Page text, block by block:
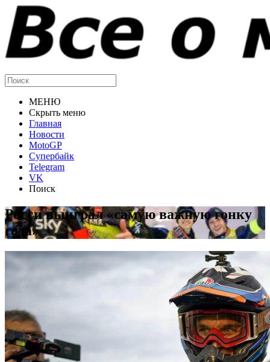
МЕНЮ
Скрыть меню
Главная
Новости
MotoGP
Супербайк
Telegram
VK
Поиск
Росси выиграл «самую важную гонку
года»